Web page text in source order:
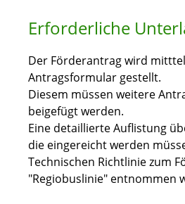
Erforderliche
Der Förderantrag wird
Antragsformular gestellt.
Diesem müssen weitere
beigefügt werden.
Eine detaillierte Auflistung
die eingereicht werden
Technischen Richtlinie zum
"Regiobuslinie" entnommen